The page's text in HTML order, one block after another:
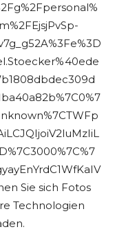
Sie sich Fotos
Technologien